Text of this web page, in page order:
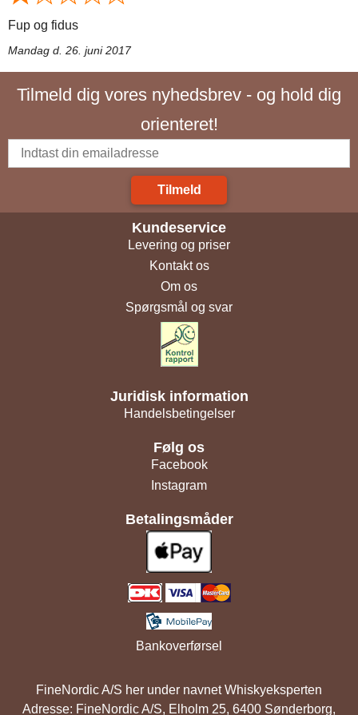
Fup og fidus
Mandag d. 26. juni 2017
Tilmeld dig vores nyhedsbrev - og hold dig
orienteret!
Tilmeld
Kundeservice
Levering og priser
Kontakt os
Om os
Spørgsmål og svar
Juridisk information
Handelsbetingelser
Følg os
Facebook
Instagram
Betalingsmåder
Bankoverførsel
FineNordic A/S her under navnet Whiskyeksperten
Adresse: FineNordic A/S, Elholm 25, 6400 Sønderborg,